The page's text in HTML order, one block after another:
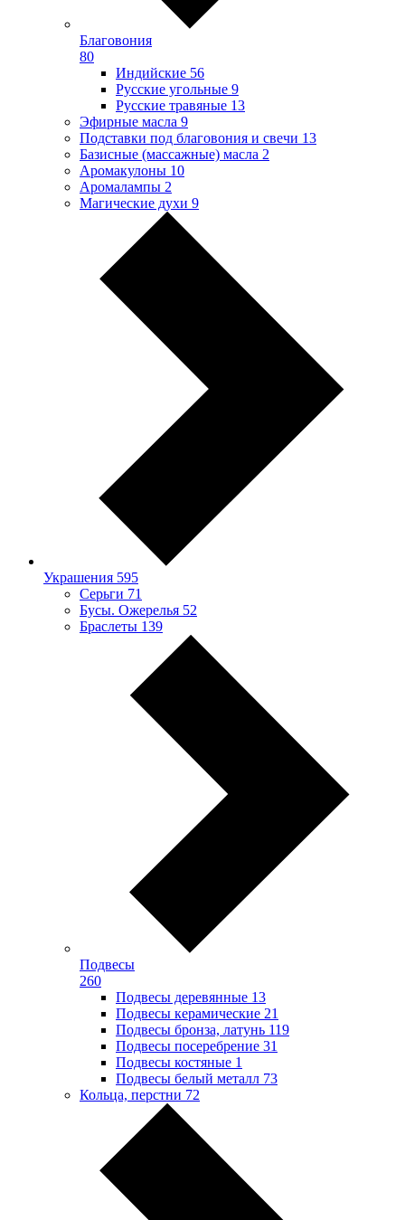
Благовония
80
Индийские 56
Русские угольные 9
Русские травяные 13
Эфирные масла 9
Подставки под благовония и свечи 13
Базисные (массажные) масла 2
Аромакулоны 10
Аромалампы 2
Магические духи 9
Украшения 595
Серьги 71
Бусы. Ожерелья 52
Браслеты 139
Подвесы
260
Подвесы деревянные 13
Подвесы керамические 21
Подвесы бронза, латунь 119
Подвесы посеребрение 31
Подвесы костяные 1
Подвесы белый металл 73
Кольца, перстни 72